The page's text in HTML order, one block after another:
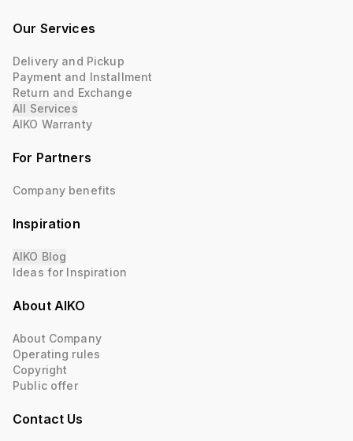
Our Services
Delivery and Pickup
Payment and Installment
Return and Exchange
All Services
AIKO Warranty
For Partners
Company benefits
Inspiration
AIKO Blog
Ideas for Inspiration
About AIKO
About Company
Operating rules
Copyright
Public offer
Contact Us